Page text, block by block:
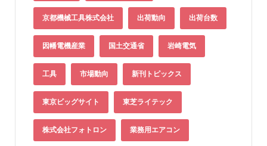
京都機械工具株式会社 出荷動向 出荷台数
因幡電機産業 国土交通省 岩崎電気
工具 市場動向 新刊トピックス
東京ビッグサイト 東芝ライテック
株式会社フォトロン 業務用エアコン